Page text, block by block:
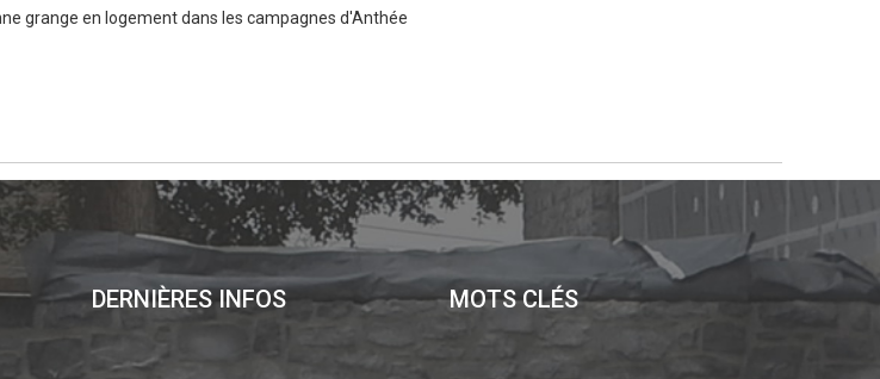
grange en logement dans les campagnes d'Anthée
DERNIÈRES INFOS MOTS CLÉS